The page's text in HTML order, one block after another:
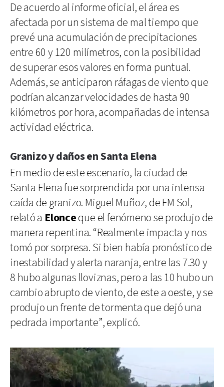
De acuerdo al informe oficial, el área es
afectada por un sistema de mal tiempo que
prevé una acumulación de precipitaciones
entre 60 y 120 milímetros, con la posibilidad
de superar esos valores en forma puntual.
Además, se anticiparon ráfagas de viento que
podrían alcanzar velocidades de hasta 90
kilómetros por hora, acompañadas de intensa
actividad eléctrica.
Granizo y daños en Santa Elena
En medio de este escenario, la ciudad de
Santa Elena fue sorprendida por una intensa
caída de granizo. Miguel Muñoz, de FM Sol,
relató a Elonceque el fenómeno se produjo de
manera repentina. “Realmente impacta y nos
tomó por sorpresa. Si bien había pronóstico de
inestabilidad y alerta naranja, entre las 7.30 y
8 hubo algunas lloviznas, pero a las 10 hubo un
cambio abrupto de viento, de este a oeste, y se
produjo un frente de tormenta que dejó una
pedrada importante”, explicó.